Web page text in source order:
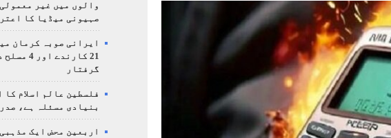
والوں میں غیر
صہیونی میڈیا کا
ایرانی صوبہ کرمان
21 کارندے
گرفتار
فلسطین عالم اسلام کا
بنیادی مسئلہ ہے،
اربعین محض ایک